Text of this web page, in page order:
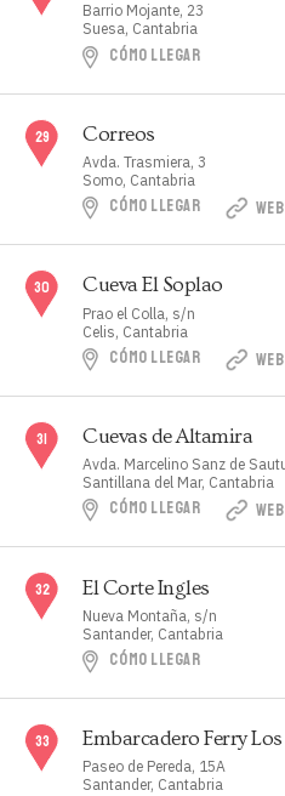
Barrio Mojante, 23
Suesa, Cantabria
CÓMO LLEGAR
Correos
Avda. Trasmiera, 3
Somo, Cantabria
CÓMO LLEGAR WEB
Cueva El Soplao
Prao el Colla, s/n
Celis, Cantabria
CÓMO LLEGAR WEB
Cuevas de Altamira
Avda. Marcelino Sanz de
Santillana del Mar, Cantabria
CÓMO LLEGAR WEB
El Corte Ingles
Nueva Montaña, s/n
Santander, Cantabria
CÓMO LLEGAR
Embarcadero Ferry
Paseo de Pereda, 15A
Santander, Cantabria